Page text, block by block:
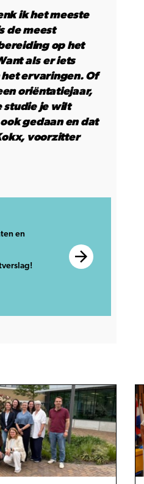
ik het meeste
de meest
op het
als er iets
ervaringen. Of
oriëntatiejaar,
studie je wilt
gedaan en dat
voorzitter
en